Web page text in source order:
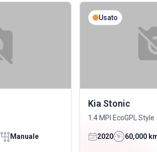
Manuale
Usato
Kia Stonic
1.4 MPI EcoGPL Style
2020 60,000